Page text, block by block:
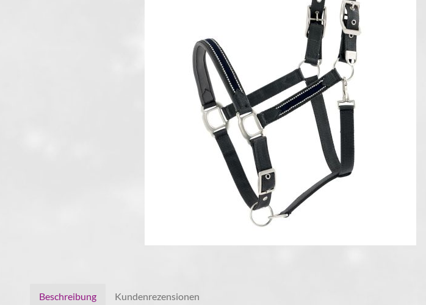
Beschreibung Kundenrezensionen